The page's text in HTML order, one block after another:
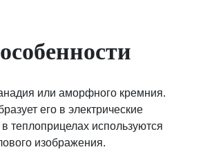
или аморфного кремния.
его в электрические
теплоприцелах используются
изображения.